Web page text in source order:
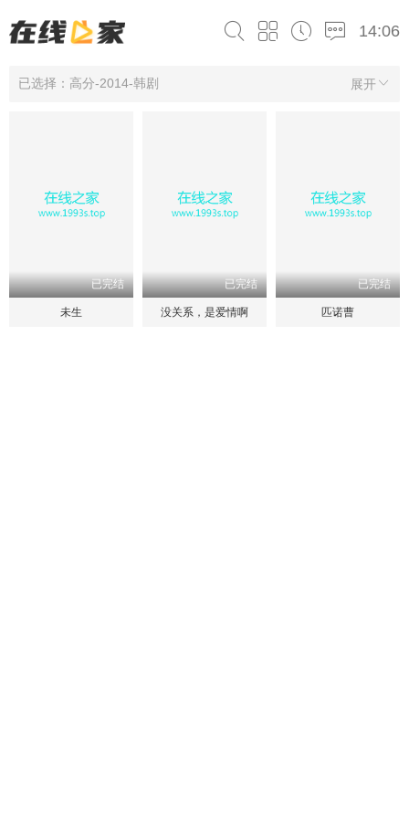
14:06
展开
已选择：高分-2014-韩剧
已完结
未生
已完结
没关系，是爱情啊
已完结
匹诺曹